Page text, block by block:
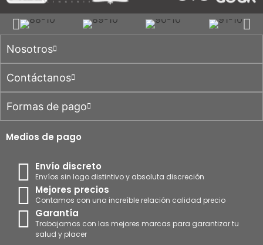
Nosotros
Contáctanos
Formas de pago
Medios de pago
Envío discreto
Envíos sin logo distintivo y absoluta discreción
Mejores precios
Contamos con una increíble relación calidad precio
Garantía
Trabajamos con las mejores marcas para garantizar tu
salud y placer